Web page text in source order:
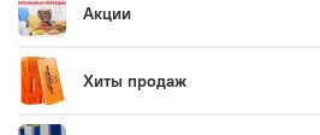
Акции
Хиты продаж